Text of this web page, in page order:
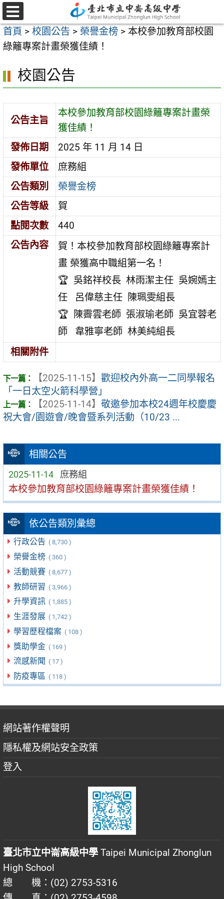
跳
至
主
要
容
選
單
首頁 > 校園公告 > 榮譽金榜 > 本校參加教育部校園
綠籬專案計畫榮獲佳績！
相關公告
2025-11-14 庶務組
本校參加教育部校園綠籬專案計畫榮獲佳績！
依公告類別彙總
行政公告 ( 8,730 )
榮譽金榜 ( 360 )
活動競賽 ( 8,677 )
教師研習 ( 3,966 )
升學資訊 ( 1,885 )
生涯發展 ( 1,742 )
學習歷程檔案 ( 108 )
獎助學金 ( 169 )
流感新聞 ( 17 )
防疫專區 ( 118 )
校園公告
公告主旨
本校參加教育部校園綠籬專案計畫榮
獲佳績！
發佈日期
2025 年 11 月 14 日
發佈單位
庶務組
公告類別
榮譽金榜
公告等級
賀
點閱次數
440
公告內容
賀！ 本校參加教育部校園綠籬專案計
畫 榮獲高中職組第一名！
🏆 吳銘祥校長 林雨潔主任 吳婉嫣主
任 呂偉慈主任 陳珮雯組長
🏆 陳霽雲老師 張淑瑜老師 吳宜蓉老
師 韋雅寧老師 林美純組長
相關附件
【2025-11-15】 歡迎校內外高一二同學報名
「一日太空火箭科學營」
【2025-11-14】 敬邀參加本校24週年校慶慶
祝大會/園遊會/晚會暨系列活動（10/23 ...
網站著作權聲明
隱私權及網站安全政策
登入
臺北市立中崙高級中學 Taipei Municipal Zhonglun
High School
總 機：(02) 2753-5316